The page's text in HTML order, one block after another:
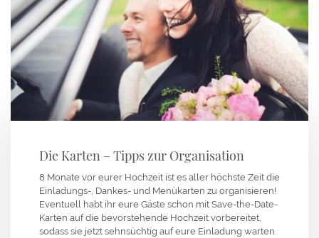
Die Karten – Tipps zur Organisation
8 Monate vor eurer Hochzeit ist es aller höchste Zeit die
Einladungs-, Dankes- und Menükarten zu organisieren!
Eventuell habt ihr eure Gäste schon mit Save-the-Date-
Karten auf die bevorstehende Hochzeit vorbereitet,
sodass sie jetzt sehnsüchtig auf eure Einladung warten.